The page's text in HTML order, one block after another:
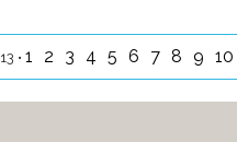
• 1 2 3 4 5 6 7 8 9 10